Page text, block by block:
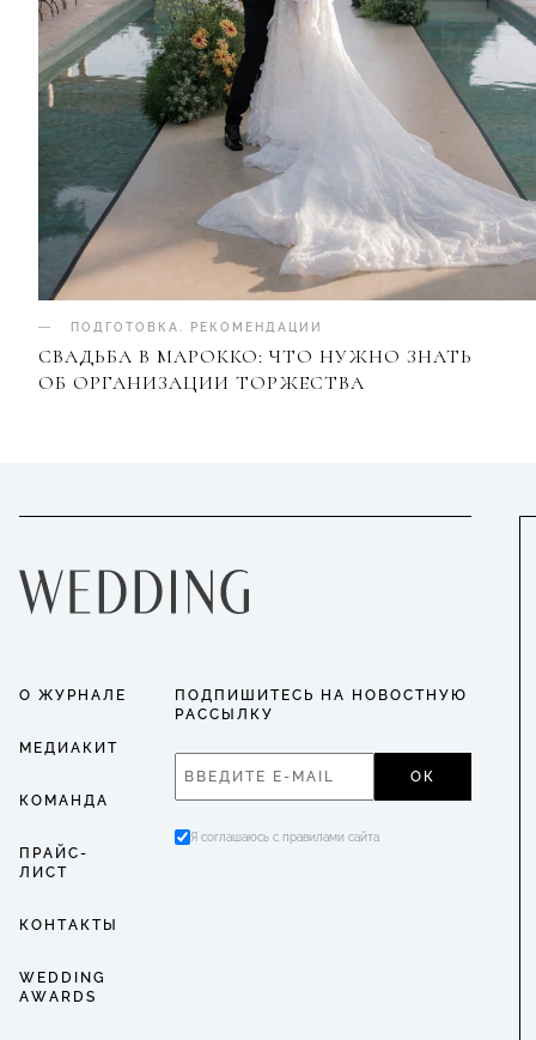
ПОДГОТОВКА РЕКОМЕНДАЦИИ
СВАДЬБА В МАРОККО: ЧТО НУЖНО ЗНАТЬ
ОБ ОРГАНИЗАЦИИ ТОРЖЕСТВА
О ЖУРНАЛЕ
МЕДИАКИТ
КОМАНДА
ПРАЙС-
ЛИСТ
КОНТАКТЫ
WEDDING
AWARDS
ПОДПИШИТЕСЬ НА НОВОСТНУЮ
РАССЫЛКУ
ОК
Я соглашаюсь с правилами сайта